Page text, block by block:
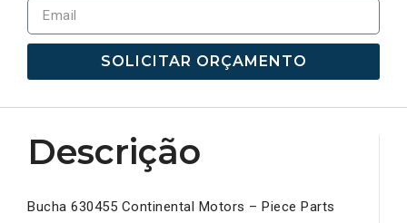
SOLICITAR ORÇAMENTO
Descrição
Bucha 630455 Continental Motors – Piece Parts